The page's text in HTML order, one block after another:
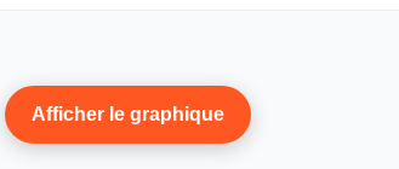
Afficher le graphique